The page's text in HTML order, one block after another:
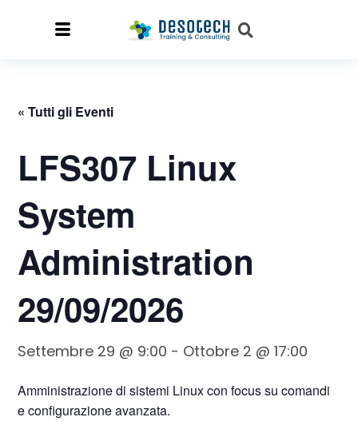
« Tutti gli Eventi
LFS307 Linux
System
Administration
29/09/2026
Settembre 29 @ 9:00 - Ottobre 2 @ 17:00
Amministrazione di sistemi Linux con focus su comandi
e configurazione avanzata.